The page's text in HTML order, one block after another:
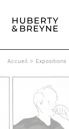
Accueil > Expositions